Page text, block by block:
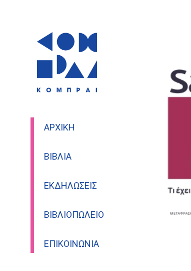
ΑΡΧΙΚΉ
ΒΙΒΛΊΑ
ΕΚΔΗΛΏΣΕΙΣ
ΒΙΒΛΙΟΠΩΛΕΊΟ
ΕΠΙΚΟΙΝΩΝΊΑ